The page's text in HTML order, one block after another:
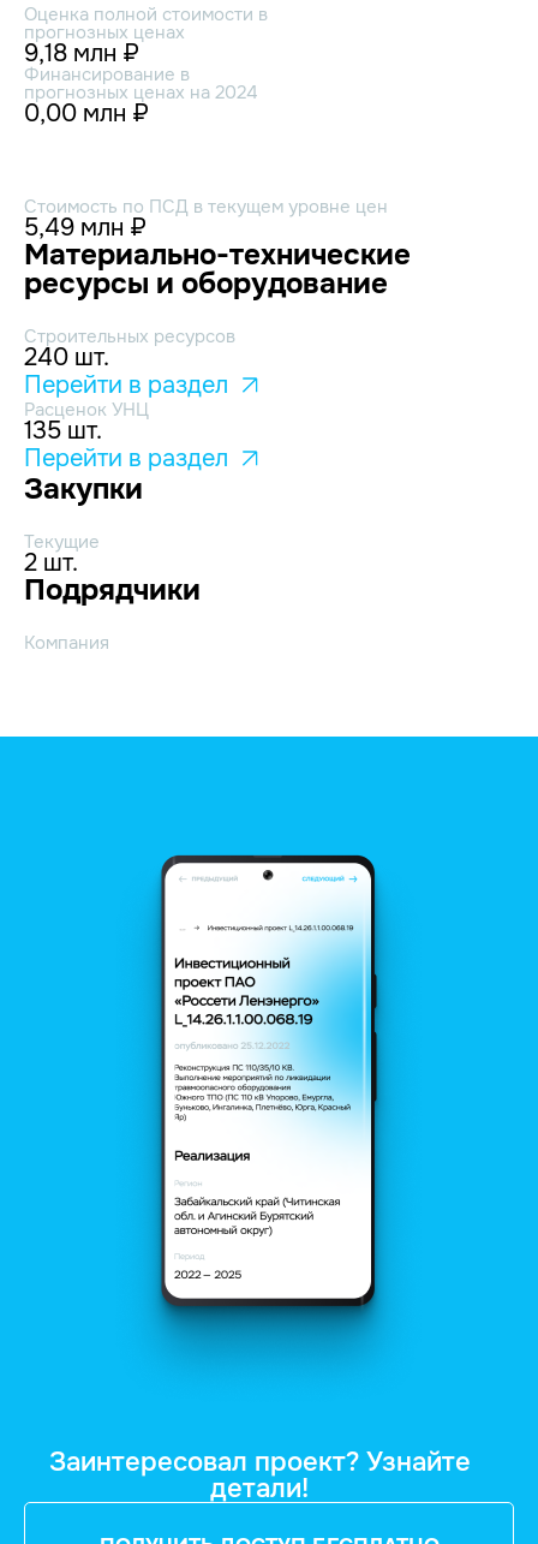
Оценка полной стоимости в
прогнозных ценах
9,18 млн ₽
Финансирование в
прогнозных ценах на 2024
0,00 млн ₽
Стоимость по ПСД в текущем уровне цен
5,49 млн ₽
Материально-технические
ресурсы и оборудование
Строительных ресурсов
240 шт.
Перейти в раздел
Расценок УНЦ
135 шт.
Перейти в раздел
Закупки
Текущие
2 шт.
Подрядчики
Компания
Заинтересовал проект? Узнайте
детали!